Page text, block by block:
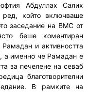
Абдуллах Салих
ред, който включваше
заседание на ВМС от
беше коментиран
и активността
а именно че Рамадан е
за печелене на севаб
благотворителни
В рамките на